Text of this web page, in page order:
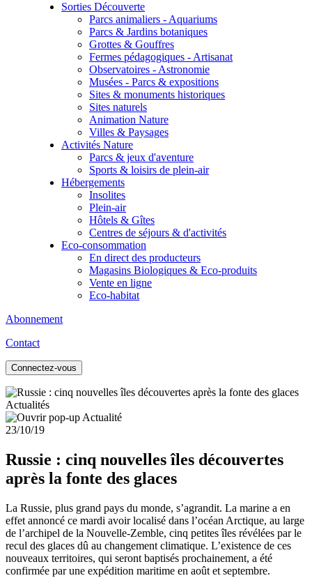
Sorties Découverte
Parcs animaliers - Aquariums
Parcs & Jardins botaniques
Grottes & Gouffres
Fermes pédagogiques - Artisanat
Observatoires - Astronomie
Musées - Parcs & expositions
Sites & monuments historiques
Sites naturels
Animation Nature
Villes & Paysages
Activités Nature
Parcs & jeux d'aventure
Sports & loisirs de plein-air
Hébergements
Insolites
Plein-air
Hôtels & Gîtes
Centres de séjours & d'activités
Eco-consommation
En direct des producteurs
Magasins Biologiques & Eco-produits
Vente en ligne
Eco-habitat
Abonnement
Contact
Connectez-vous
Actualités
23/10/19
Russie : cinq nouvelles îles découvertes
après la fonte des glaces
La Russie, plus grand pays du monde, s’agrandit. La marine a en
effet annoncé ce mardi avoir localisé dans l’océan Arctique, au large
de l’archipel de la Nouvelle-Zemble, cinq petites îles révélées par le
recul des glaces dû au changement climatique. L’existence de ces
nouveaux territoires, qui seront baptisés prochainement, a été
confirmée par une expédition maritime en août et septembre.